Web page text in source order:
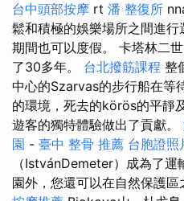
台中頭部按摩 rt 潘 整復所
鬆和積極的娛樂場所之間進
期間也可以度假。 卡塔林二
了30多年。 台北撥筋課程 整
中心的Szarvas的步行船在等
的環境，死去的körös的平靜
遊客的獨特體驗做出了貢獻。
園 - 臺中 整骨 推薦 台胞證照
（IstvánDemeter）成為了
園外，您還可以在自然保護區